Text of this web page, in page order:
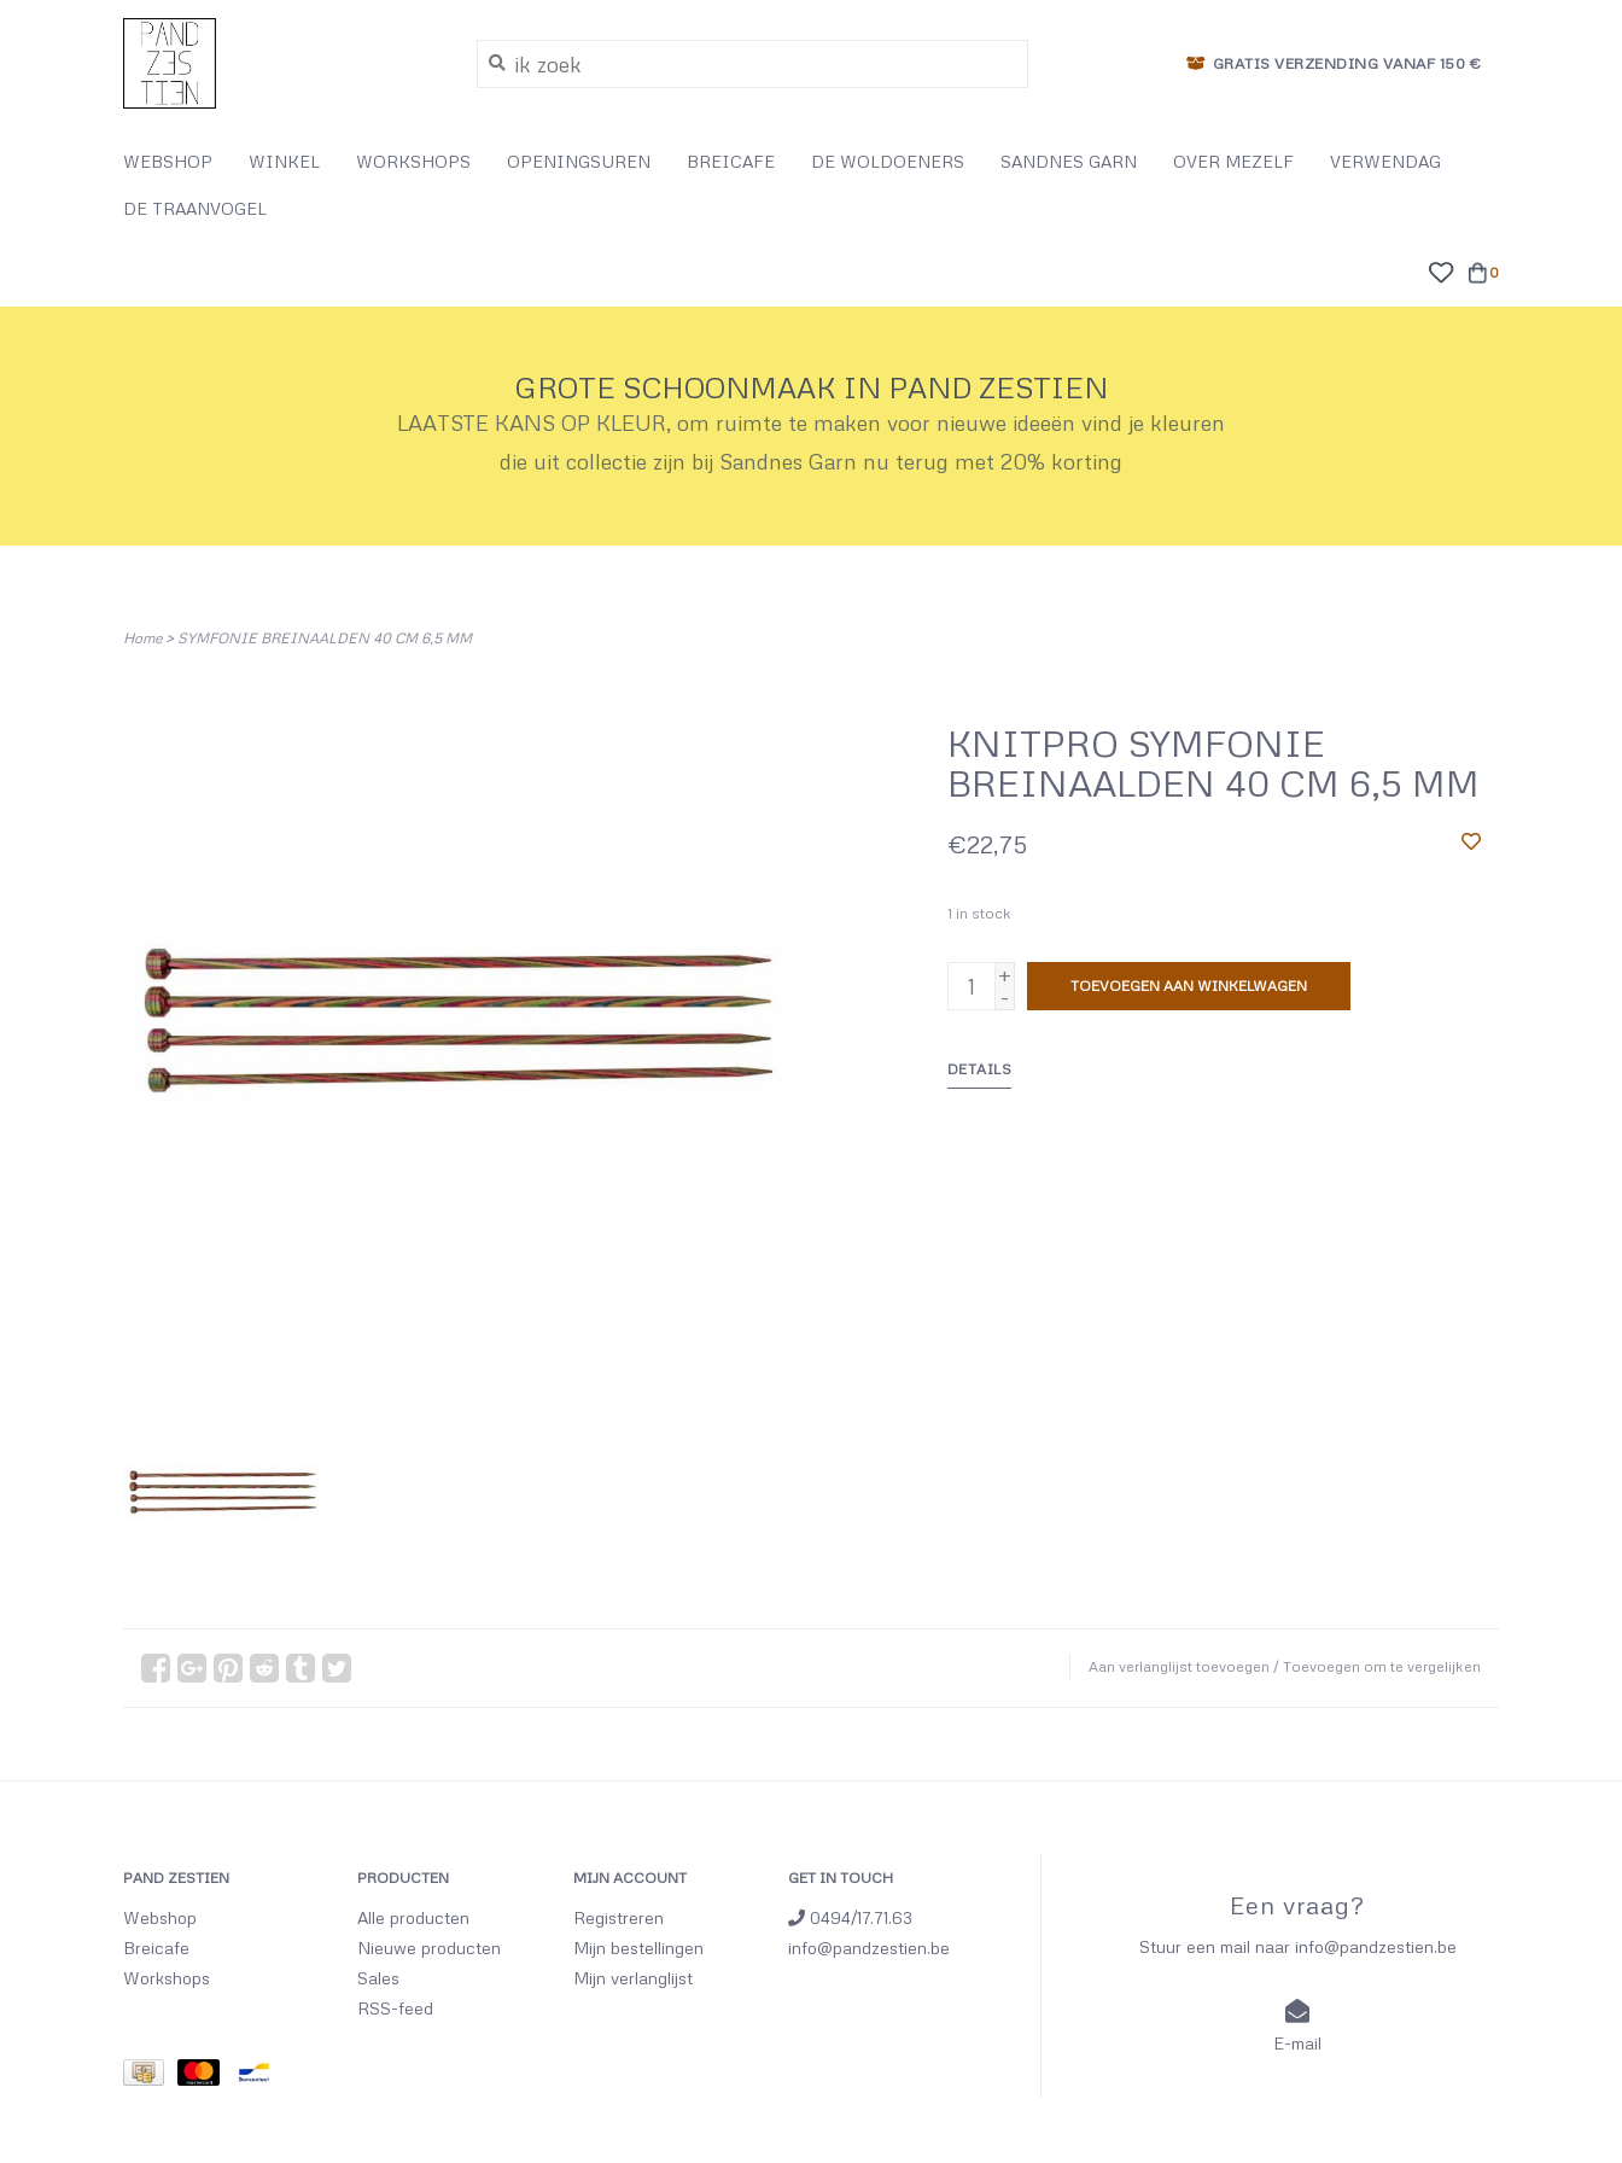
GRATIS VERZENDING VANAF 150 €
WEBSHOP WINKEL WORKSHOPS OPENINGSUREN BREICAFE DE WOLDOENERS SANDNES GARN OVER MEZELF VERWENDAG
DE TRAANVOGEL
0
GROTE SCHOONMAAK IN PAND ZESTIEN
LAATSTE KANS OP KLEUR, om ruimte te maken voor nieuwe ideeën vind je kleuren
die uit collectie zijn bij Sandnes Garn nu terug met 20% korting
Home> SYMFONIE BREINAALDEN 40 CM 6,5 MM
KNITPRO SYMFONIE
BREINAALDEN 40 CM 6,5 MM
€22,75
1 in stock
+
-
TOEVOEGEN AAN WINKELWAGEN
DETAILS
Aan verlanglijst toevoegen / Toevoegen om te vergelijken
PAND ZESTIEN
Webshop
Breicafe
Workshops
PRODUCTEN
Alle producten
Nieuwe producten
Sales
RSS-feed
MIJN ACCOUNT
Registreren
Mijn bestellingen
Mijn verlanglijst
GET IN TOUCH
0494/17.71.63
info@pandzestien.be
Een vraag?
Stuur een mail naar info@pandzestien.be
E-mail